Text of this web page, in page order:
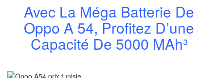
Avec La Méga Batterie De
Oppo A 54, Profitez D’une
Capacité De 5000 MAh³